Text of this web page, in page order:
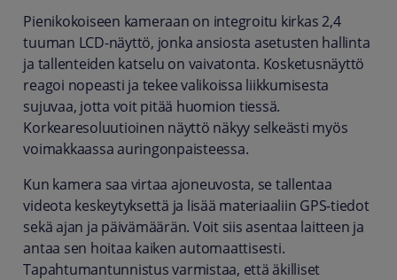
Pienikokoiseen kameraan on integroitu kirkas 2,4
tuuman LCD-näyttö, jonka ansiosta asetusten hallinta
ja tallenteiden katselu on vaivatonta. Kosketusnäyttö
reagoi nopeasti ja tekee valikoissa liikkumisesta
sujuvaa, jotta voit pitää huomion tiessä.
Korkearesoluutioinen näyttö näkyy selkeästi myös
voimakkaassa auringonpaisteessa.
Kun kamera saa virtaa ajoneuvosta, se tallentaa
videota keskeytyksettä ja lisää materiaaliin GPS-tiedot
sekä ajan ja päivämäärän. Voit siis asentaa laitteen ja
antaa sen hoitaa kaiken automaattisesti.
Tapahtumantunnistus varmistaa, että äkilliset